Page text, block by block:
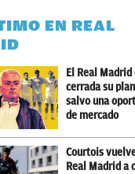
EN REAL
El Real Madrid
cerrada su
salvo una
de mercado
Courtois
Real Madrid a